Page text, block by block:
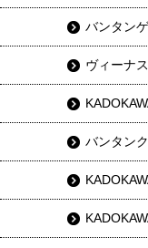
バンタン
ヴィーナ
バンタン